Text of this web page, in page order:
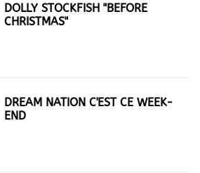
DOLLY STOCKFISH "BEFORE
CHRISTMAS"
DREAM NATION C'EST CE WEEK-
END